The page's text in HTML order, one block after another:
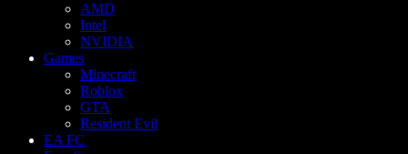
AMD
Intel
NVIDIA
Games
Minecraft
Roblox
GTA
Resident Evil
EA FC